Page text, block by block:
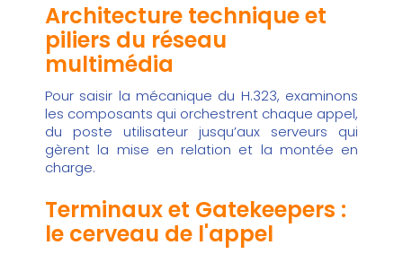
Architecture technique et
piliers du réseau
multimédia
Pour saisir la mécanique du H.323, examinons
les composants qui orchestrent chaque appel,
du poste utilisateur jusqu’aux serveurs qui
gèrent la mise en relation et la montée en
charge.
Terminaux et Gatekeepers :
le cerveau de l'appel